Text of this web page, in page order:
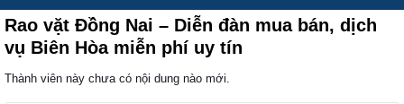
Rao vặt Đồng Nai – Diễn đàn mua bán, dịch
vụ Biên Hòa miễn phí uy tín
Thành viên này chưa có nội dung nào mới.